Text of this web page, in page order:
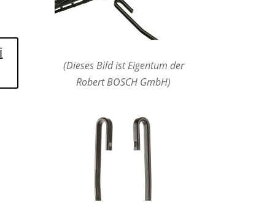
(Dieses Bild ist Eigentum der
Robert BOSCH GmbH)